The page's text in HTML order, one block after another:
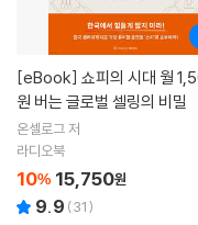
[eBook]
원 버는 글로벌 셀링의 비밀
온셀로그 저
라디오북
10% 15,750원
9.9 (31)